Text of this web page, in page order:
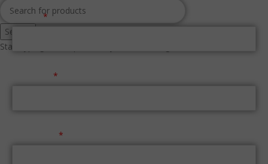
Search
Start typing to see products you are looking for.
Όνομα